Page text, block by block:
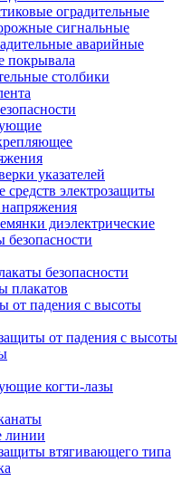
оградительные
сигнальные
аварийные
покрывала
столбики
указателей
электрозащиты
диэлектрические
безопасности
безопасности
плакатов
от падения с высоты
от падения с высоты
когти-лазы
линии
втягивающего типа